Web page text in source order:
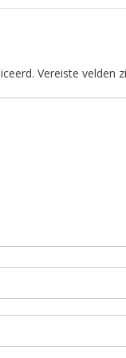
Vereiste velden